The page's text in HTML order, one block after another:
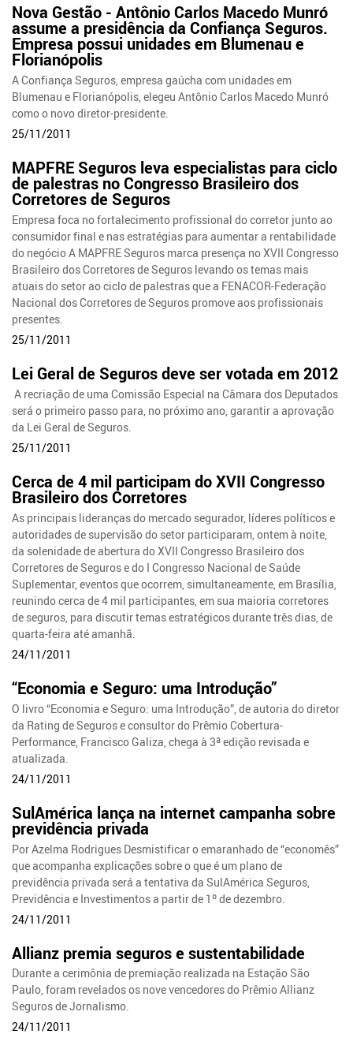
Nova Gestão - Antônio Carlos Macedo Munró
assume a presidência da Confiança Seguros.
Empresa possui unidades em Blumenau e
Florianópolis
A Confiança Seguros, empresa gaúcha com unidades em
Blumenau e Florianópolis, elegeu Antônio Carlos Macedo Munró
como o novo diretor-presidente.
25/11/2011
MAPFRE Seguros leva especialistas para ciclo
de palestras no Congresso Brasileiro dos
Corretores de Seguros
Empresa foca no fortalecimento profissional do corretor junto ao
consumidor final e nas estratégias para aumentar a rentabilidade
do negócio A MAPFRE Seguros marca presença no XVII Congresso
Brasileiro dos Corretores de Seguros levando os temas mais
atuais do setor ao ciclo de palestras que a FENACOR-Federação
Nacional dos Corretores de Seguros promove aos profissionais
presentes.
25/11/2011
Lei Geral de Seguros deve ser votada em 2012
A recriação de uma Comissão Especial na Câmara dos Deputados
será o primeiro passo para, no próximo ano, garantir a aprovação
da Lei Geral de Seguros.
25/11/2011
Cerca de 4 mil participam do XVII Congresso
Brasileiro dos Corretores
As principais lideranças do mercado segurador, líderes políticos e
autoridades de supervisão do setor participaram, ontem à noite,
da solenidade de abertura do XVII Congresso Brasileiro dos
Corretores de Seguros e do I Congresso Nacional de Saúde
Suplementar, eventos que ocorrem, simultaneamente, em Brasília,
reunindo cerca de 4 mil participantes, em sua maioria corretores
de seguros, para discutir temas estratégicos durante três dias, de
quarta-feira até amanhã.
24/11/2011
“Economia e Seguro: uma Introdução”
O livro “Economia e Seguro: uma Introdução”, de autoria do diretor
da Rating de Seguros e consultor do Prêmio Cobertura-
Performance, Francisco Galiza, chega à 3ª edição revisada e
atualizada.
24/11/2011
SulAmérica lança na internet campanha sobre
previdência privada
Por Azelma Rodrigues Desmistificar o emaranhado de “economês”
que acompanha explicações sobre o que é um plano de
previdência privada será a tentativa da SulAmérica Seguros,
Previdência e Investimentos a partir de 1º de dezembro.
24/11/2011
Allianz premia seguros e sustentabilidade
Durante a cerimônia de premiação realizada na Estação São
Paulo, foram revelados os nove vencedores do Prêmio Allianz
Seguros de Jornalismo.
24/11/2011